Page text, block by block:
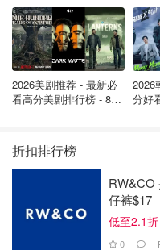
2026美剧推荐 - 最新必
看高分美剧排行榜 - 8月
2026
分好
折扣排行榜
RW&CO
仔裤$17
低至2.1
0